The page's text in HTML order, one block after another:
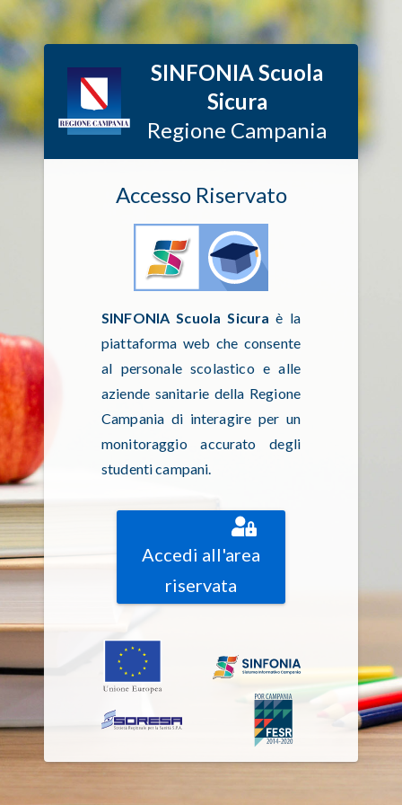
SINFONIA Scuola
Sicura
Regione Campania
Accesso Riservato
SINFONIA Scuola Sicura è la
piattaforma web che consente
al personale scolastico e alle
aziende sanitarie della Regione
Campania di interagire per un
monitoraggio accurato degli
studenti campani.
Accedi all'area
riservata